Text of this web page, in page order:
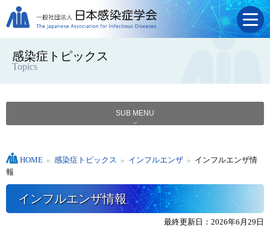
感染症トピックス
Topics
SUB MENU
HOME » 感染症トピックス » インフルエンザ » インフルエンザ情
報
インフルエンザ情報
最終更新日：2026年6月29日